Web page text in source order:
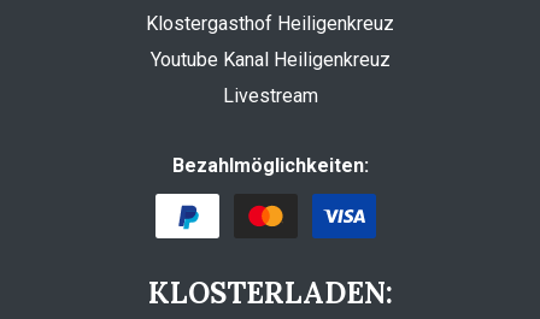
Klostergasthof Heiligenkreuz
Youtube Kanal Heiligenkreuz
Livestream
Bezahlmöglichkeiten:
KLOSTERLADEN: